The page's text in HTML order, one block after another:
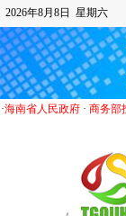
2026年8月8日 星期六
·海南省人民政府· 商务部